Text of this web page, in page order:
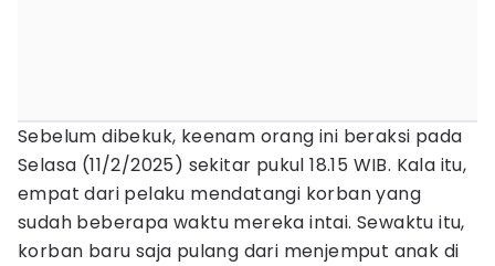
Sebelum dibekuk, keenam orang ini beraksi pada
Selasa (11/2/2025) sekitar pukul 18.15 WIB. Kala itu,
empat dari pelaku mendatangi korban yang
sudah beberapa waktu mereka intai. Sewaktu itu,
korban baru saja pulang dari menjemput anak di